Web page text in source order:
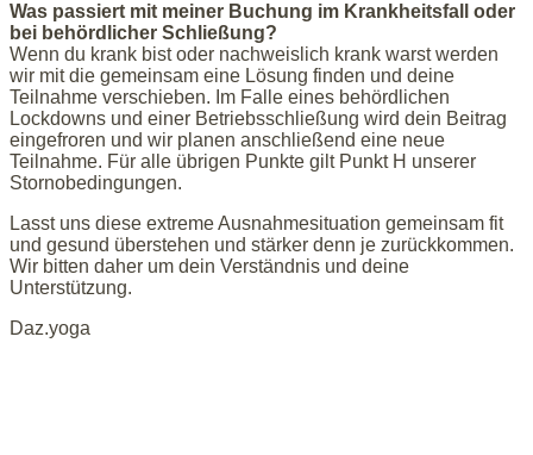
Was passiert mit meiner Buchung im Krankheitsfall oder
bei behördlicher Schließung?
Wenn du krank bist oder nachweislich krank warst werden
wir mit die gemeinsam eine Lösung finden und deine
Teilnahme verschieben. Im Falle eines behördlichen
Lockdowns und einer Betriebsschließung wird dein Beitrag
eingefroren und wir planen anschließend eine neue
Teilnahme. Für alle übrigen Punkte gilt Punkt H unserer
Stornobedingungen.
Lasst uns diese extreme Ausnahmesituation gemeinsam fit
und gesund überstehen und stärker denn je zurückkommen.
Wir bitten daher um dein Verständnis und deine
Unterstützung.
Daz.yoga